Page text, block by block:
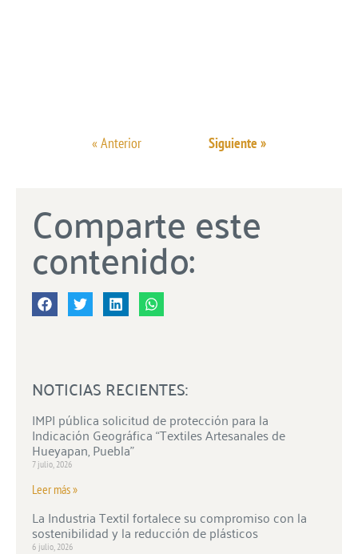
« Anterior Siguiente »
Comparte este
contenido:
NOTICIAS RECIENTES:
IMPI pública solicitud de protección para la
Indicación Geográfica “Textiles Artesanales de
Hueyapan, Puebla”
7 julio, 2026
Leer más »
La Industria Textil fortalece su compromiso con la
sostenibilidad y la reducción de plásticos
6 julio, 2026